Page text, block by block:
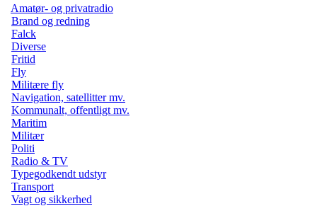
Amatør- og privatradio
Brand og redning
Falck
Diverse
Fritid
Fly
Militære fly
Navigation, satellitter mv.
Kommunalt, offentligt mv.
Maritim
Militær
Politi
Radio & TV
Typegodkendt udstyr
Transport
Vagt og sikkerhed